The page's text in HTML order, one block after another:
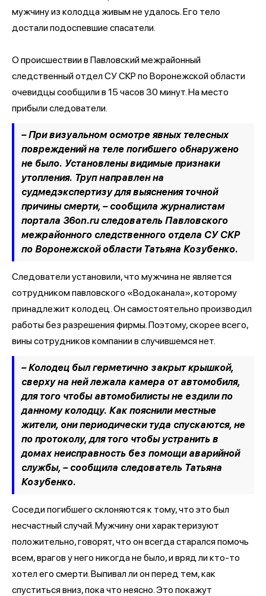
мужчину из колодца живым не удалось. Его тело
достали подоспевшие спасатели.
О происшествии в Павловский межрайонный
следственный отдел СУ СКР по Воронежской области
очевидцы сообщили в 15 часов 30 минут. На место
прибыли следователи.
– При визуальном осмотре явных телесных
повреждений на теле погибшего обнаружено
не было. Установлены видимые признаки
утопления. Труп направлен на
судмедэкспертизу для выяснения точной
причины смерти, – сообщила журналистам
портала 36on.ru следователь Павловского
межрайонного следственного отдела СУ СКР
по Воронежской области Татьяна Козубенко.
Следователи установили, что мужчина не является
сотрудником павловского «Водоканала», которому
принадлежит колодец. Он самостоятельно производил
работы без разрешения фирмы. Поэтому, скорее всего,
вины сотрудников компании в случившемся нет.
– Колодец был герметично закрыт крышкой,
сверху на ней лежала камера от автомобиля,
для того чтобы автомобилисты не ездили по
данному колодцу. Как пояснили местные
жители, они периодически туда спускаются, не
по протоколу, для того чтобы устранить в
домах неисправность без помощи аварийной
службы, – сообщила следователь Татьяна
Козубенко.
Соседи погибшего склоняются к тому, что это был
несчастный случай. Мужчину они характеризуют
положительно, говорят, что он всегда старался помочь
всем, врагов у него никогда не было, и вряд ли кто-то
хотел его смерти. Выпивал ли он перед тем, как
спуститься вниз, пока что неясно. Это покажут